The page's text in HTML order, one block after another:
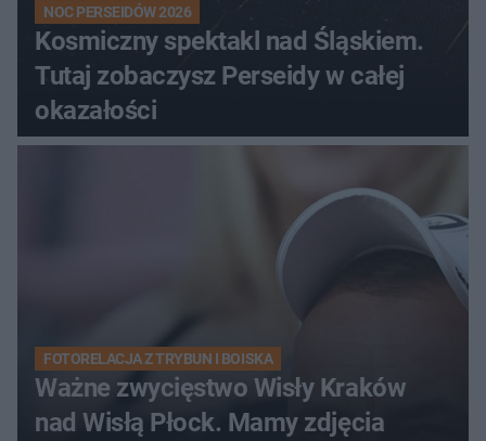
NOC PERSEIDÓW 2026
Kosmiczny spektakl nad Śląskiem.
Tutaj zobaczysz Perseidy w całej
okazałości
FOTORELACJA Z TRYBUN I BOISKA
Ważne zwycięstwo Wisły Kraków
nad Wisłą Płock. Mamy zdjęcia